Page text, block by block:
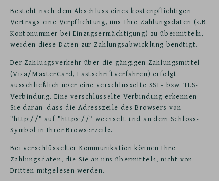
Besteht nach dem Abschluss eines kostenpflichtigen
Vertrags eine Verpflichtung, uns Ihre Zahlungsdaten (z.B.
Kontonummer bei Einzugsermächtigung) zu übermitteln,
werden diese Daten zur Zahlungsabwicklung benötigt.
Der Zahlungsverkehr über die gängigen Zahlungsmittel
(Visa/MasterCard, Lastschriftverfahren) erfolgt
ausschließlich über eine verschlüsselte SSL- bzw. TLS-
Verbindung. Eine verschlüsselte Verbindung erkennen
Sie daran, dass die Adresszeile des Browsers von
"http://" auf "https://" wechselt und an dem Schloss-
Symbol in Ihrer Browserzeile.
Bei verschlüsselter Kommunikation können Ihre
Zahlungsdaten, die Sie an uns übermitteln, nicht von
Dritten mitgelesen werden.